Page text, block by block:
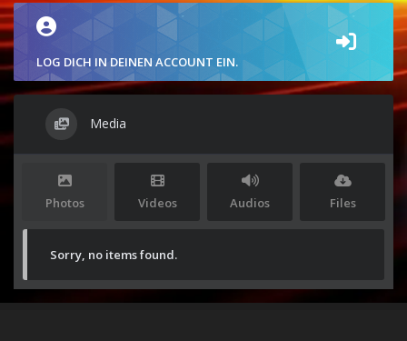
LOG DICH IN DEINEN ACCOUNT EIN.
Media
Photos Videos Audios Files
Sorry, no items found.